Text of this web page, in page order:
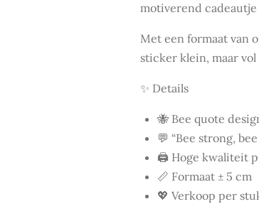
motiverend cadeautje
Met een formaat van
sticker klein, maar
✨ Details
🐝 Bee quote
💬 “Bee strong,
🖨️ Hoge kwaliteit
📏 Formaat ± 5 cm
💖 Verkoop per